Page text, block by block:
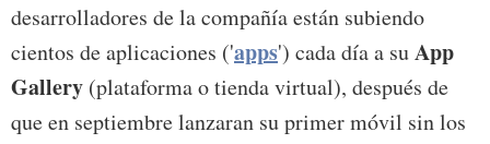
desarrolladores de la compañía están subiendo
cientos de aplicaciones ('apps') cada día a suApp
Gallery (plataforma o tienda virtual), después de
que en septiembre lanzaran su primer móvil sin los